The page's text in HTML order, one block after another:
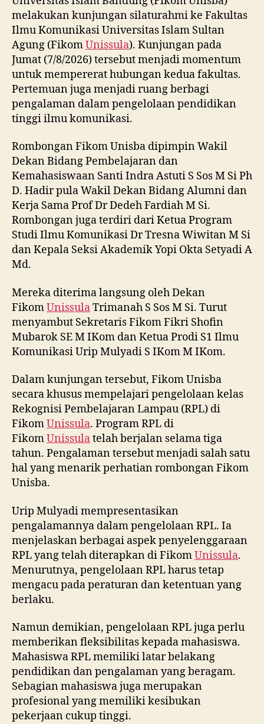
melakukan kunjungan silaturahmi ke Fakultas
Ilmu Komunikasi Universitas Islam Sultan
Agung (FikomUnissula). Kunjungan pada
Jumat (7/8/2026) tersebut menjadi momentum
untuk mempererat hubungan kedua fakultas.
Pertemuan juga menjadi ruang berbagi
pengalaman dalam pengelolaan pendidikan
tinggi ilmu komunikasi.
Rombongan Fikom Unisba dipimpin Wakil
Dekan Bidang Pembelajaran dan
Kemahasiswaan Santi Indra Astuti S Sos M Si Ph
D. Hadir pula Wakil Dekan Bidang Alumni dan
Kerja Sama Prof Dr Dedeh Fardiah M Si.
Rombongan juga terdiri dari Ketua Program
Studi Ilmu Komunikasi Dr Tresna Wiwitan M Si
dan Kepala Seksi Akademik Yopi Okta Setyadi A
Md.
Mereka diterima langsung oleh Dekan
FikomUnissulaTrimanah S Sos M Si. Turut
menyambut Sekretaris Fikom Fikri Shofin
Mubarok SE M IKom dan Ketua Prodi S1 Ilmu
Komunikasi Urip Mulyadi S IKom M IKom.
Dalam kunjungan tersebut, Fikom Unisba
secara khusus mempelajari pengelolaan kelas
Rekognisi Pembelajaran Lampau (RPL) di
FikomUnissula. Program RPL di
FikomUnissulatelah berjalan selama tiga
tahun. Pengalaman tersebut menjadi salah satu
hal yang menarik perhatian rombongan Fikom
Unisba.
Urip Mulyadi mempresentasikan
pengalamannya dalam pengelolaan RPL. Ia
menjelaskan berbagai aspek penyelenggaraan
RPL yang telah diterapkan di FikomUnissula.
Menurutnya, pengelolaan RPL harus tetap
mengacu pada peraturan dan ketentuan yang
berlaku.
Namun demikian, pengelolaan RPL juga perlu
memberikan fleksibilitas kepada mahasiswa.
Mahasiswa RPL memiliki latar belakang
pendidikan dan pengalaman yang beragam.
Sebagian mahasiswa juga merupakan
profesional yang memiliki kesibukan
pekerjaan cukup tinggi.